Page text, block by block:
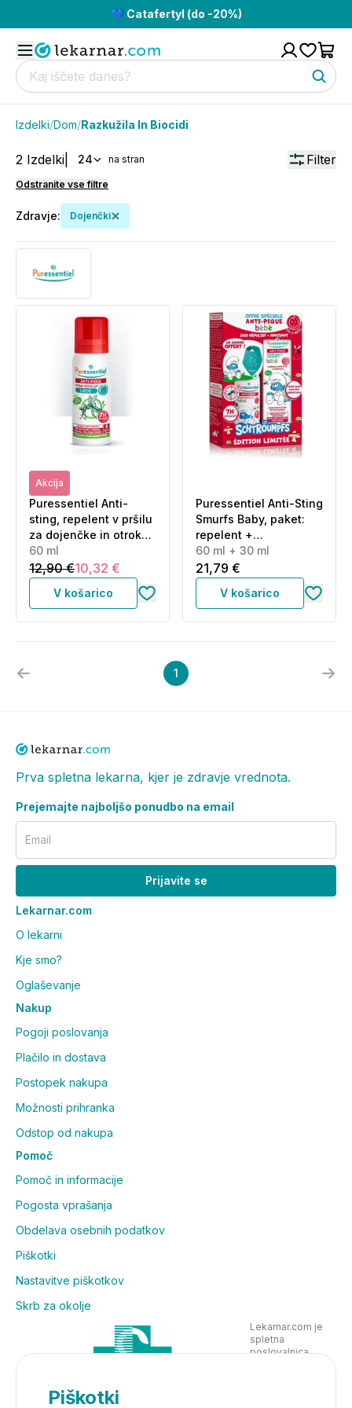
💙 Catafertyl (do -20%)
Izdelki/Dom/Razkužila In Biocidi
2 Izdelki 24 na stran Filter
Odstranite vse filtre
Zdravje: Dojenčki
Akcija
Puressentiel Anti-
sting, repelent v pršilu
za dojenčke in otroke
(60 ml)
60 ml
12,90 €10,32 €
V košarico
Puressentiel Anti-Sting
Smurfs Baby, paket:
repelent +
pomirjevalna krema
(60 ml + 30 ml)
60 ml + 30 ml
21,79 €
V košarico
1
Prva spletna lekarna, kjer je zdravje vrednota.
Prejemajte najboljšo ponudbo na email
Email
Prijavite se
Lekarnar.com
O lekarni
Kje smo?
Oglaševanje
Nakup
Pogoji poslovanja
Plačilo in dostava
Postopek nakupa
Možnosti prihranka
Odstop od nakupa
Pomoč
Pomoč in informacije
Pogosta vprašanja
Obdelava osebnih podatkov
Piškotki
Nastavitve piškotkov
Skrb za okolje
Lekarnar.com je
spletna
poslovalnica
Piškotki